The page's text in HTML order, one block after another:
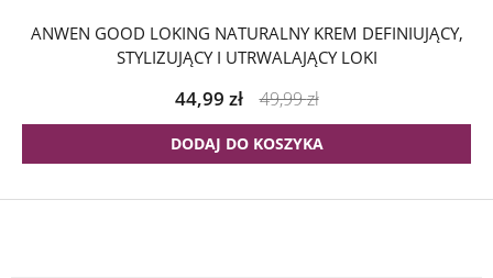
ANWEN GOOD LOKING NATURALNY KREM DEFINIUJĄCY,
STYLIZUJĄCY I UTRWALAJĄCY LOKI
44,99 zł 49,99zł
DODAJ DO KOSZYKA